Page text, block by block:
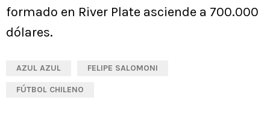
formado en River Plate asciende a 700.000
dólares.
AZUL AZUL FELIPE SALOMONI
FÚTBOL CHILENO